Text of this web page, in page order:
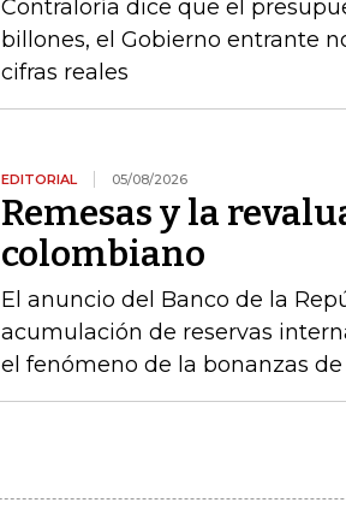
Contraloría dice que el
billones, el Gobierno entrante
cifras reales
EDITORIAL 05/08/2026
Remesas y la
colombiano
El anuncio del Banco de la
acumulación de reservas
el fenómeno de la bonanzas